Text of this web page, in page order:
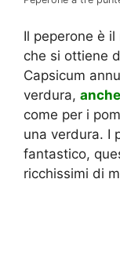
Il peperone è
che si ottiene
Capsicum
verdura,
come per i
una verdura. I
fantastico,
ricchissimi di